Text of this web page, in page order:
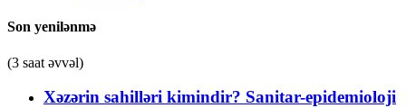
Son yenilənmə
(3 saat əvvəl)
Xəzərin sahilləri kimindir? Sanitar-epidemioloji